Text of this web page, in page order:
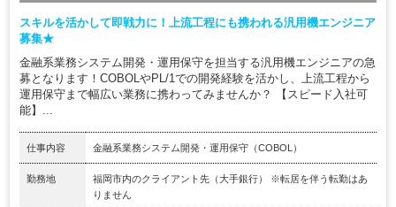
スキルを活かして即戦力に！上流工程にも携われる汎用機エンジニア
募集★
金融系業務システム開発・運用保守を担当する汎用機エンジニアの急
募となります！COBOLやPL/1での開発経験を活かし、上流工程から
運用保守まで幅広い業務に携わってみませんか？ 【スピード入社可
能】...
仕事内容 金融系業務システム開発・運用保守（COBOL）
勤務地
福岡市内のクライアント先（大手銀行） ※転居を伴う転勤はあ
りません